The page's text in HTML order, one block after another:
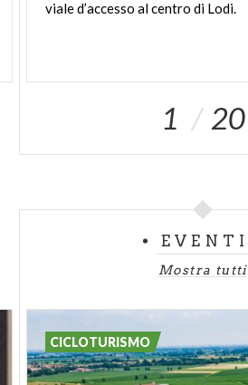
vialed’accesso alcentro di Lodi.
1 20
EVENTI
Mostra tutti
CICLOTURISMO